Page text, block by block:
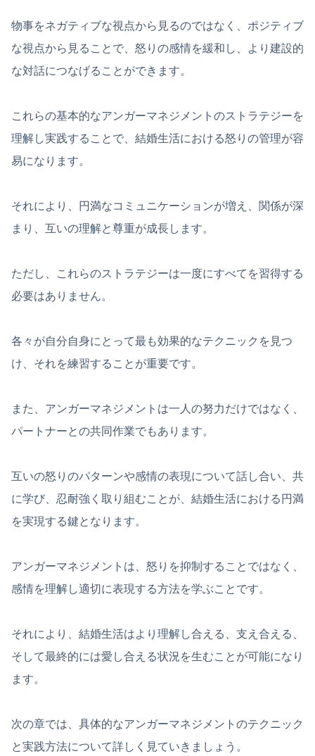
物事をネガティブな視点から見るのではなく、ポジティブ
な視点から見ることで、怒りの感情を緩和し、より建設的
な対話につなげることができます。
これらの基本的なアンガーマネジメントのストラテジーを
理解し実践することで、結婚生活における怒りの管理が容
易になります。
それにより、円満なコミュニケーションが増え、関係が深
まり、互いの理解と尊重が成長します。
ただし、これらのストラテジーは一度にすべてを習得する
必要はありません。
各々が自分自身にとって最も効果的なテクニックを見つ
け、それを練習することが重要です。
また、アンガーマネジメントは一人の努力だけではなく、
パートナーとの共同作業でもあります。
互いの怒りのパターンや感情の表現について話し合い、共
に学び、忍耐強く取り組むことが、結婚生活における円満
を実現する鍵となります。
アンガーマネジメントは、怒りを抑制することではなく、
感情を理解し適切に表現する方法を学ぶことです。
それにより、結婚生活はより理解し合える、支え合える、
そして最終的には愛し合える状況を生むことが可能になり
ます。
次の章では、具体的なアンガーマネジメントのテクニック
と実践方法について詳しく見ていきましょう。